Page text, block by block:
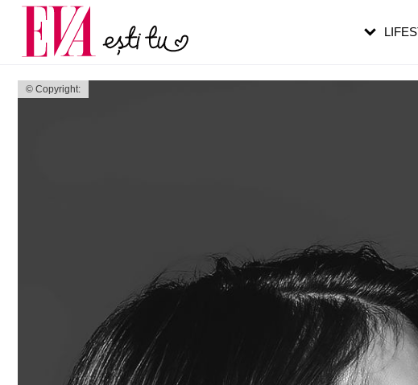
© Copyright:
Carieră
Actualitate
pe măsură ce înaintezi în